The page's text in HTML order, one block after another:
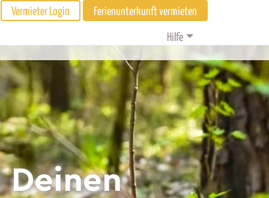
Vermieter Login Ferienunterkunft vermieten
Hilfe
Deinen